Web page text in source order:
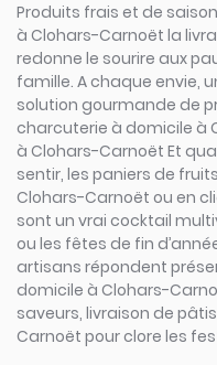
Produits frais et de
à Clohars-Carnoët la
redonne le sourire aux
famille. A chaque envie,
solution gourmande de
charcuterie à domicile à
à Clohars-Carnoët Et
sentir, les paniers de
Clohars-Carnoët ou en
sont un vrai cocktail
ou les fêtes de fin
artisans répondent
domicile à Clohars-
saveurs, livraison de
Carnoët pour clore les